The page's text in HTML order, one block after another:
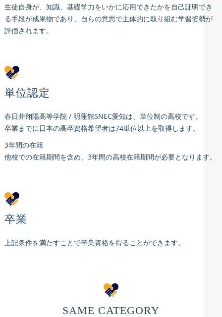
生徒自身が、知識、基礎学力をいかに応用できたかを自己証明でき
る手段が成果物であり、自らの意思で主体的に取り組む学習姿勢が
評価されます。
単位認定
春日井翔陽高等学院 / 明蓬館SNEC愛知は、単位制の高校です。
卒業までに日本の高卒資格希望者は74単位以上を取得します。
3年間の在籍
他校での在籍期間を含め、3年間の高校在籍期間が必要となります。
卒業
上記条件を満たすことで卒業資格を得ることができます。
SAME CATEGORY